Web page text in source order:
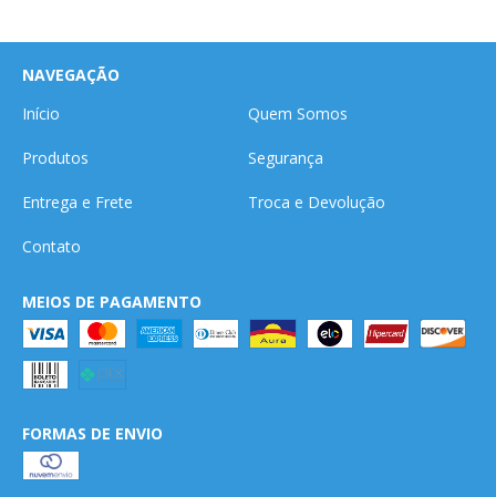
NAVEGAÇÃO
Início
Quem Somos
Produtos Segurança
Entrega e Frete Troca e Devolução
Contato
MEIOS DE PAGAMENTO
FORMAS DE ENVIO